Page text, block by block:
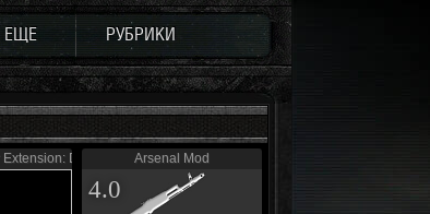
ЕЩЕ РУБРИКИ
Defence Arsenal Mod
4.0